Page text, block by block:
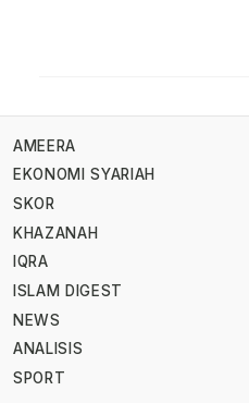
AMEERA
EKONOMI SYARIAH
SKOR
KHAZANAH
IQRA
ISLAM DIGEST
NEWS
ANALISIS
SPORT